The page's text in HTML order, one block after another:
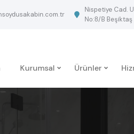
Nispetiye Cad.
No:8/B
Kurumsal Ürünler